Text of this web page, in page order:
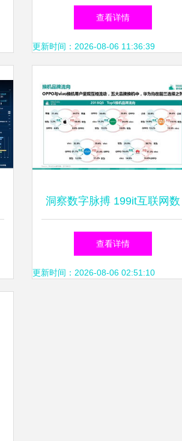
心199it的协同发展
查看详情
更新时间：2026-08-06 11:36:39
洞察数字脉搏 199it互联网数
据资讯中心与数据服务的革新
之路
查看详情
更新时间：2026-08-06 02:51:10